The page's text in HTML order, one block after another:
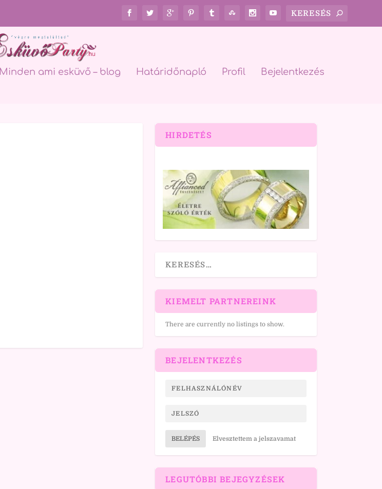
Minden ami esküvő – blog Határidőnapló Profil Bejelentkezés
HIRDETÉS
KIEMELT PARTNEREINK
There are currently no listings to show.
BEJELENTKEZÉS
BELÉPÉS Elvesztettem a jelszavamat
LEGUTÓBBI BEJEGYZÉSEK